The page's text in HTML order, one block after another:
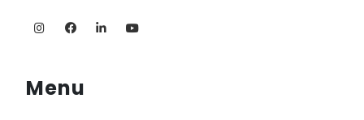
Menu